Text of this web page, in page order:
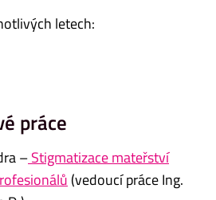
letech:
práce
–Stigmatizace mateřství
(vedoucí práce Ing.